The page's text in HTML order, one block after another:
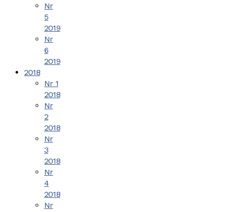
Nr
5
2019
Nr
6
2019
2018
Nr 1
2018
Nr
2
2018
Nr
3
2018
Nr
4
2018
Nr